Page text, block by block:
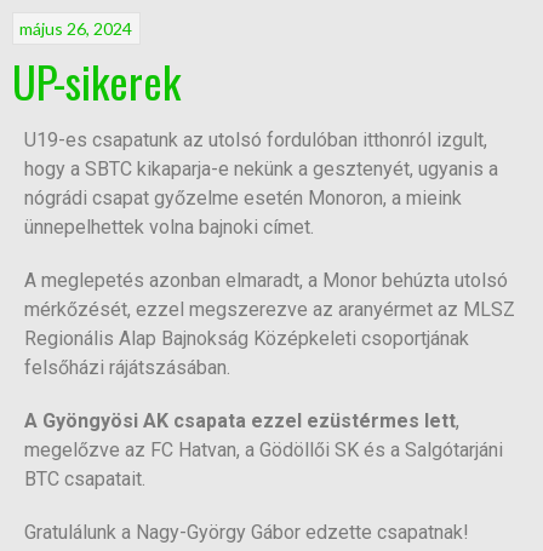
május 26, 2024
UP-sikerek
U19-es csapatunk az utolsó fordulóban itthonról izgult,
hogy a SBTC kikaparja-e nekünk a gesztenyét, ugyanis a
nógrádi csapat győzelme esetén Monoron, a mieink
ünnepelhettek volna bajnoki címet.
A meglepetés azonban elmaradt, a Monor behúzta utolsó
mérkőzését, ezzel megszerezve az aranyérmet az MLSZ
Regionális Alap Bajnokság Középkeleti csoportjának
felsőházi rájátszásában.
A Gyöngyösi AK csapata ezzel ezüstérmes lett,
megelőzve az FC Hatvan, a Gödöllői SK és a Salgótarjáni
BTC csapatait.
Gratulálunk a Nagy-György Gábor edzette csapatnak!